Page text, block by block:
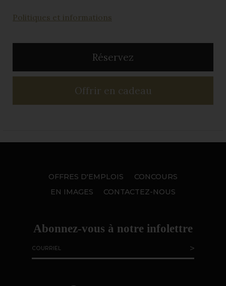
Politiques et informations
Réservez
Offrir en cadeau
CONCOURS
OFFRES D'EMPLOIS
Abonnez-vous à notre infolettre
EN IMAGES CONTACTEZ-NOUS